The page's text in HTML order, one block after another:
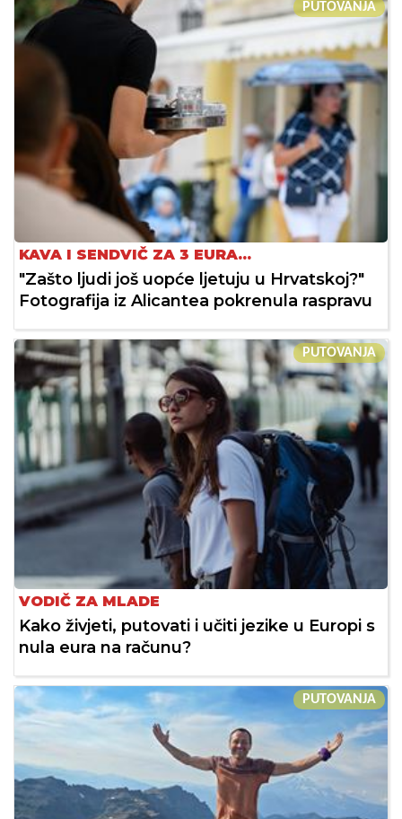
PUTOVANJA
KAVA I SENDVIČ ZA 3 EURA...
"Zašto ljudi još uopće ljetuju u Hrvatskoj?"
Fotografija iz Alicantea pokrenula raspravu
PUTOVANJA
VODIČ ZA MLADE
Kako živjeti, putovati i učiti jezike u Europi s
nula eura na računu?
PUTOVANJA